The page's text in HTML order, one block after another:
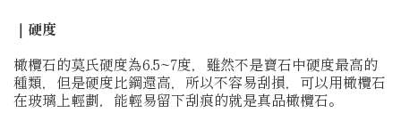
｜硬度
橄欖石的莫氏硬度為6.5~7度，雖然不是寶石中硬度最高的
種類，但是硬度比鋼還高，所以不容易刮損，可以用橄欖石
在玻璃上輕劃，能輕易留下刮痕的就是真品橄欖石。